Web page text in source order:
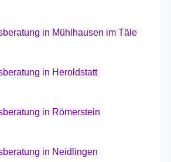
in Mühlhausen im Täle
in Heroldstatt
in Römerstein
in Neidlingen